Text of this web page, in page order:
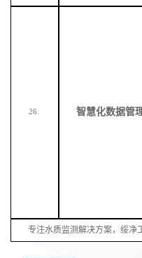
26. 智慧化数据管
专注水质监测解决方案，绥净